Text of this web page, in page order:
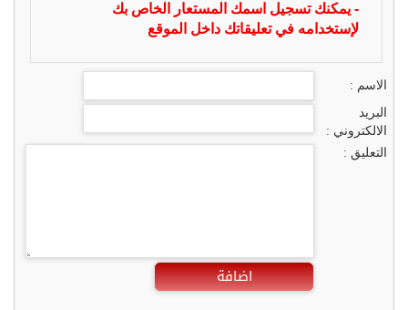
- يمكنك تسجيل اسمك المستعار الخاص بك
لإستخدامه في تعليقاتك داخل الموقع
الاسم :
البريد
الالكتروني :
التعليق :
اضافة